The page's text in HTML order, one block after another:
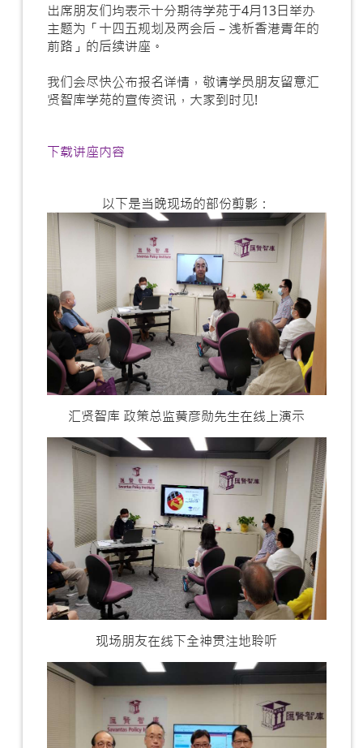
出席朋友们均表示十分期待学苑于4月13日举办
主题为「十四五规划及两会后 – 浅析香港青年的
前路」的后续讲座。
我们会尽快公布报名详情，敬请学员朋友留意汇
贤智库学苑的宣传资讯，大家到时见!
下载讲座内容
以下是当晚现场的部份剪影：
汇贤智库 政策总监黄彦勋先生在线上演示
现场朋友在线下全神贯注地聆听